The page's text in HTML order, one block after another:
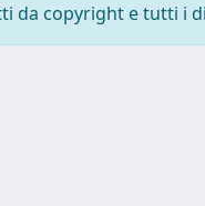
da copyright e tutti i